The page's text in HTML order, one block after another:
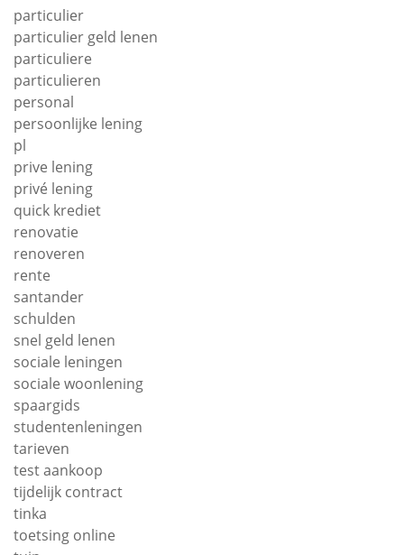
particulier
particulier geld lenen
particuliere
particulieren
personal
persoonlijke lening
pl
prive lening
privé lening
quick krediet
renovatie
renoveren
rente
santander
schulden
snel geld lenen
sociale leningen
sociale woonlening
spaargids
studentenleningen
tarieven
test aankoop
tijdelijk contract
tinka
toetsing online